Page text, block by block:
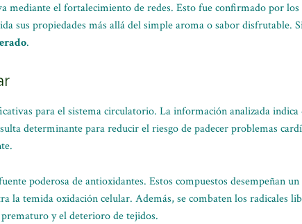
mediante el fortalecimiento de redes. Esto fue confirmado por
sus propiedades más allá del simple aroma o sabor disfrutable.
.
para el sistema circulatorio. La información analizada indica
determinante para reducir el riesgo de padecer problemas
poderosa de antioxidantes. Estos compuestos desempeñan
la temida oxidación celular. Además, se combaten los radicales
y el deterioro de tejidos.